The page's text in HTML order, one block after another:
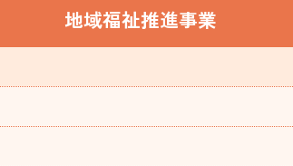
地域福祉推進事業